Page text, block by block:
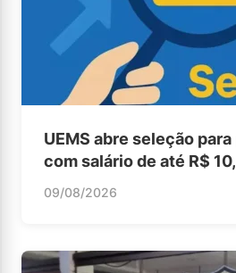
UEMS abre seleção
com salário de até R$
09/08/2026